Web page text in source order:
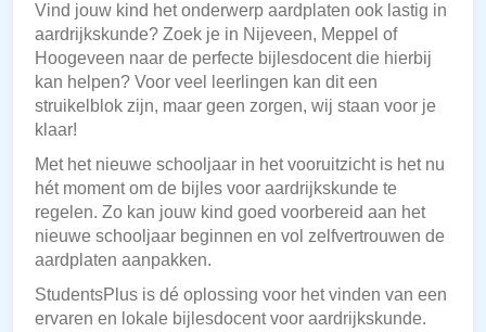
Vind jouw kind het onderwerp aardplaten ook lastig in
aardrijkskunde? Zoek je in Nijeveen, Meppel of
Hoogeveen naar de perfecte bijlesdocent die hierbij
kan helpen? Voor veel leerlingen kan dit een
struikelblok zijn, maar geen zorgen, wij staan voor je
klaar!
Met het nieuwe schooljaar in het vooruitzicht is het nu
hét moment om de bijles voor aardrijkskunde te
regelen. Zo kan jouw kind goed voorbereid aan het
nieuwe schooljaar beginnen en vol zelfvertrouwen de
aardplaten aanpakken.
StudentsPlus is dé oplossing voor het vinden van een
ervaren en lokale bijlesdocent voor aardrijkskunde.